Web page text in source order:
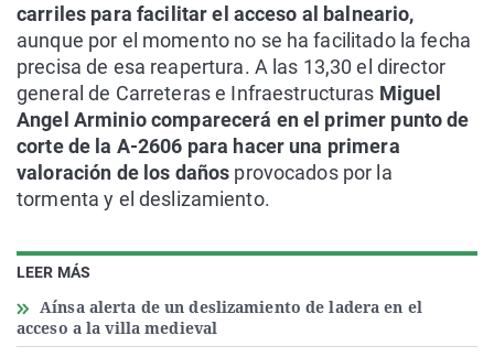
LEER MÁS
Aínsa alerta de un deslizamiento de ladera en el
acceso a la villa medieval
carriles para facilitar el acceso al balneario,
aunque por el momento no se ha facilitado la fecha
precisa de esa reapertura. A las 13,30 el director
general de Carreteras e Infraestructuras Miguel
Angel Arminio comparecerá en el primer punto de
corte de la A-2606 para hacer una primera
valoración de los daños provocados por la
tormenta y el deslizamiento.